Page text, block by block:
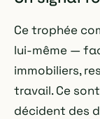
Ce trophée
lui-même —
immobiliers,
travail. Ce
décident des